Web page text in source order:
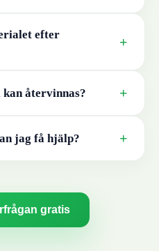
efter
+
återvinnas? +
jag få hjälp? +
gratis